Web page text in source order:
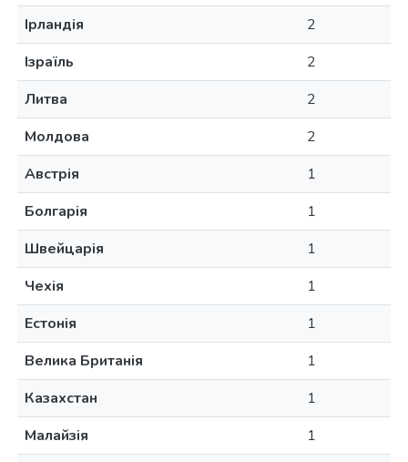
Ірландія
2
Ізраїль
2
Литва
2
Молдова
2
Австрія
1
Болгарія
1
Швейцарія
1
Чехія
1
Естонія
1
Велика Британія
1
Казахстан
1
Малайзія
1